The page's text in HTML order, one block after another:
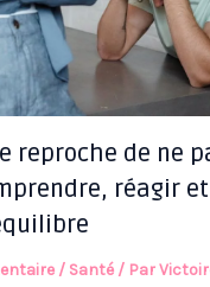
reproche de ne
réagir et
/ Santé/ Par